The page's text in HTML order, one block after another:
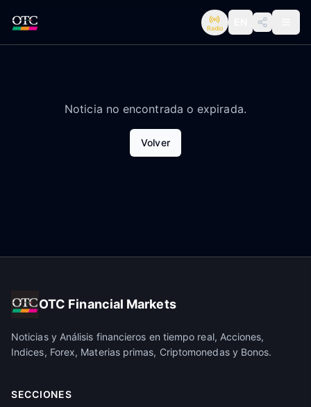
Radio
Noticia no encontrada o expirada.
Volver
OTC Financial Markets
Noticias y Análisis financieros en tiempo real, Acciones,
Indices, Forex, Materias primas, Criptomonedas y Bonos.
SECCIONES